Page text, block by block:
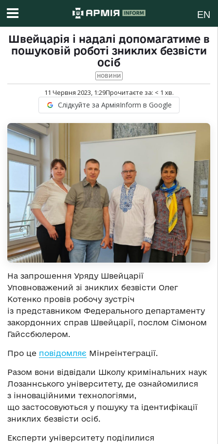
EN
Швейцарія і надалі допомагатиме в
пошуковій роботі зниклих безвісти
осіб
НОВИНИ
11 Червня 2023, 1:29Прочитаєте за: < 1 хв.
Слідкуйте за АрміяInform в Google
На запрошення Уряду Швейцарії
Уповноважений зі зниклих безвісти Олег
Котенко провів робочу зустріч
із представником Федерального департаменту
закордонних справ Швейцарії, послом Сімоном
Гайссбюлером.
Про це повідомляє Мінреінтеграції.
Разом вони відвідали Школу кримінальних наук
Лозаннського університету, де ознайомилися
з інноваційними технологіями,
що застосовуються у пошуку та ідентифікації
зниклих безвісти осіб.
Експерти університету поділилися